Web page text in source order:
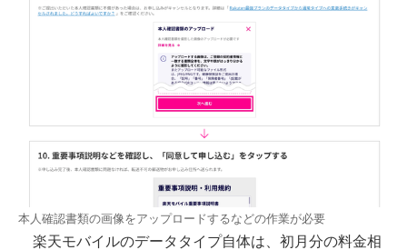
本人確認書類の画像をアップロードするなどの作業が必要
楽天モバイルのデータタイプ自体は、初月分の料金相